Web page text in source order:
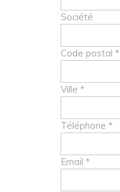
Société
Code postal *
Ville *
Téléphone *
Email *